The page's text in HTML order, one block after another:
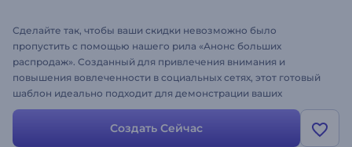
Сделайте так, чтобы ваши скидки невозможно было
пропустить с помощью нашего рила «Анонс больших
распродаж». Созданный для привлечения внимания и
повышения вовлеченности в социальных сетях, этот готовый
шаблон идеально подходит для демонстрации ваших
предложений и скидок за считанные секунды. Настройте его с
помощью промо-текстов, изображений, видео и музыки,
чтобы создать запоминающееся объявление, которое
Создать Сейчас